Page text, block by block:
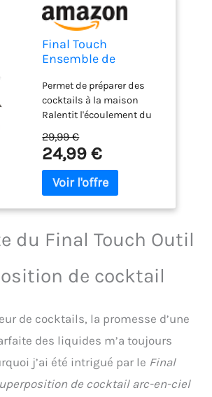
Final Touch
Ensemble de
cocktails arc-en-ciel
(standard)
Permet de préparer des
cocktails à la maison
Ralentit l'écoulement du
parfaitement superposé
Instructions détaillées
incluses (français non
garanti)
29,99 €
24,99 €
du Final Touch Outil
de cocktail
de cocktails, la promesse d’une
des liquides m’a toujours
j’ai été intrigué par le Final
de cocktail arc-en-ciel